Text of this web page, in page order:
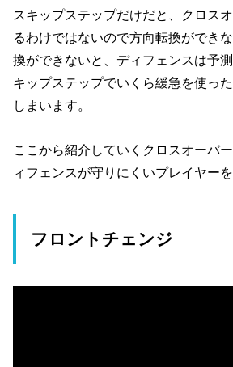
スキップステップだけだと、クロス
るわけではないので方向転換ができ
換ができないと、ディフェンスは予
キップステップでいくら緩急を使っ
しまいます。
ここから紹介していくクロスオーバ
ィフェンスが守りにくいプレイヤー
フロントチェンジ